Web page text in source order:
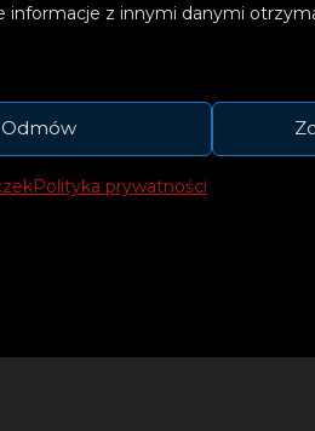
z innymi danymi
Odmów
Polityka prywatności